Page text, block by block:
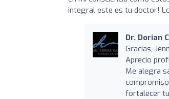
integral este es tu doctor!
Dr. Dorian
Gracias,
Aprecio
Me alegra
fortalecer